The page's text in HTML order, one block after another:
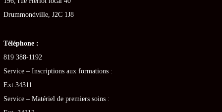
Drummondville, J2C 1J8
Téléphone :
819 388-1192
Service – Inscriptions aux formations :
Ext.34311
Service – Matériel de premiers soins :